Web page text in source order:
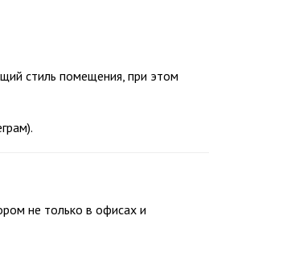
стиль помещения, при этом
не только в офисах и